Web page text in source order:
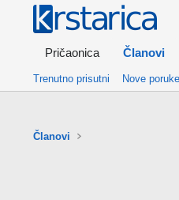
Pričaonica Članovi
Trenutno prisutni Nove
Članovi